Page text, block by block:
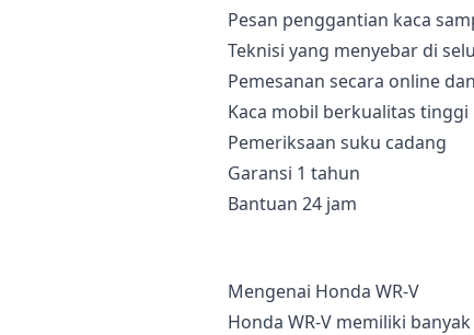
Pesan penggantian kaca
Teknisi yang menyebar di
Pemesanan secara online
Kaca mobil berkualitas tinggi
Pemeriksaan suku cadang
Garansi 1 tahun
Bantuan 24 jam
Mengenai Honda WR-V
Honda WR-V memiliki